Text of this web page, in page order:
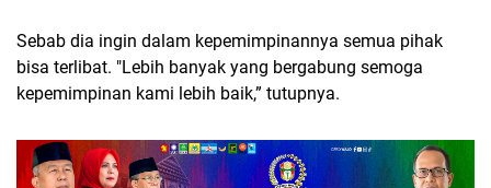
Sebab dia ingin dalam kepemimpinannya semua pihak
bisa terlibat. "Lebih banyak yang bergabung semoga
kepemimpinan kami lebih baik,” tutupnya.